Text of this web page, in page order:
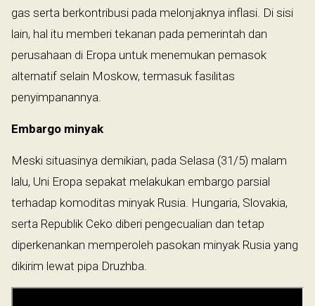
gas serta berkontribusi pada melonjaknya inflasi. Di sisi
lain, hal itu memberi tekanan pada pemerintah dan
perusahaan di Eropa untuk menemukan pemasok
alternatif selain Moskow, termasuk fasilitas
penyimpanannya.
Embargo minyak
Meski situasinya demikian, pada Selasa (31/5) malam
lalu, Uni Eropa sepakat melakukan embargo parsial
terhadap komoditas minyak Rusia. Hungaria, Slovakia,
serta Republik Ceko diberi pengecualian dan tetap
diperkenankan memperoleh pasokan minyak Rusia yang
dikirim lewat pipa Druzhba.